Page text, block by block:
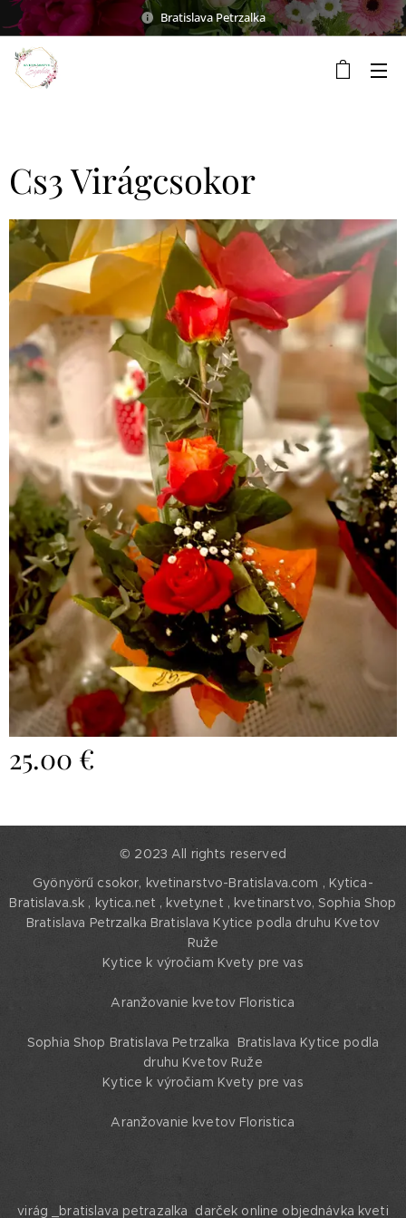
Bratislava Petrzalka
Cs3 Virágcsokor
25.00 €
© 2023 All rights reserved
Gyönyörű csokor, kvetinarstvo-Bratislava.com , Kytica-
Bratislava.sk , kytica.net , kvety.net , kvetinarstvo,Sophia Shop
Bratislava Petrzalka Bratislava Kytice podla druhu Kvetov
Ruže
Kytice k výročiam Kvety pre vas
Aranžovanie kvetov Floristica
Sophia Shop Bratislava Petrzalka Bratislava Kytice podla
druhu Kvetov Ruže
Kytice k výročiam Kvety pre vas
Aranžovanie kvetov Floristica
virág _bratislava petrazalka darček online objednávka kveti